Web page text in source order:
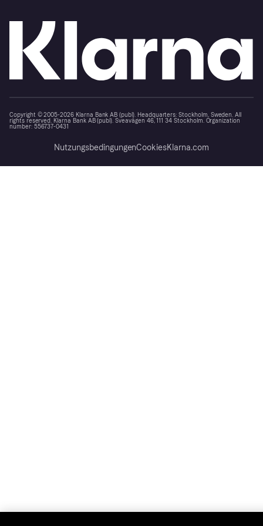
Copyright © 2005-2026 Klarna Bank AB (publ). Headquarters: Stockholm, Sweden. All
rights reserved. Klarna Bank AB (publ). Sveavägen 46, 111 34 Stockholm. Organization
number: 556737-0431
NutzungsbedingungenCookiesKlarna.com